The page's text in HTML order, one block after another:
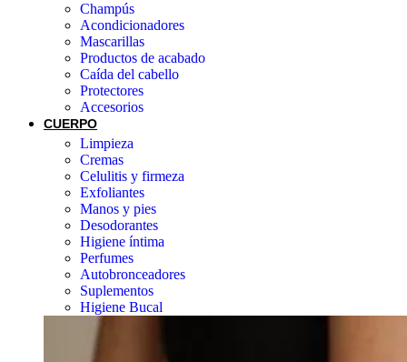
Champús
Acondicionadores
Mascarillas
Productos de acabado
Caída del cabello
Protectores
Accesorios
CUERPO
Limpieza
Cremas
Celulitis y firmeza
Exfoliantes
Manos y pies
Desodorantes
Higiene íntima
Perfumes
Autobronceadores
Suplementos
Higiene Bucal